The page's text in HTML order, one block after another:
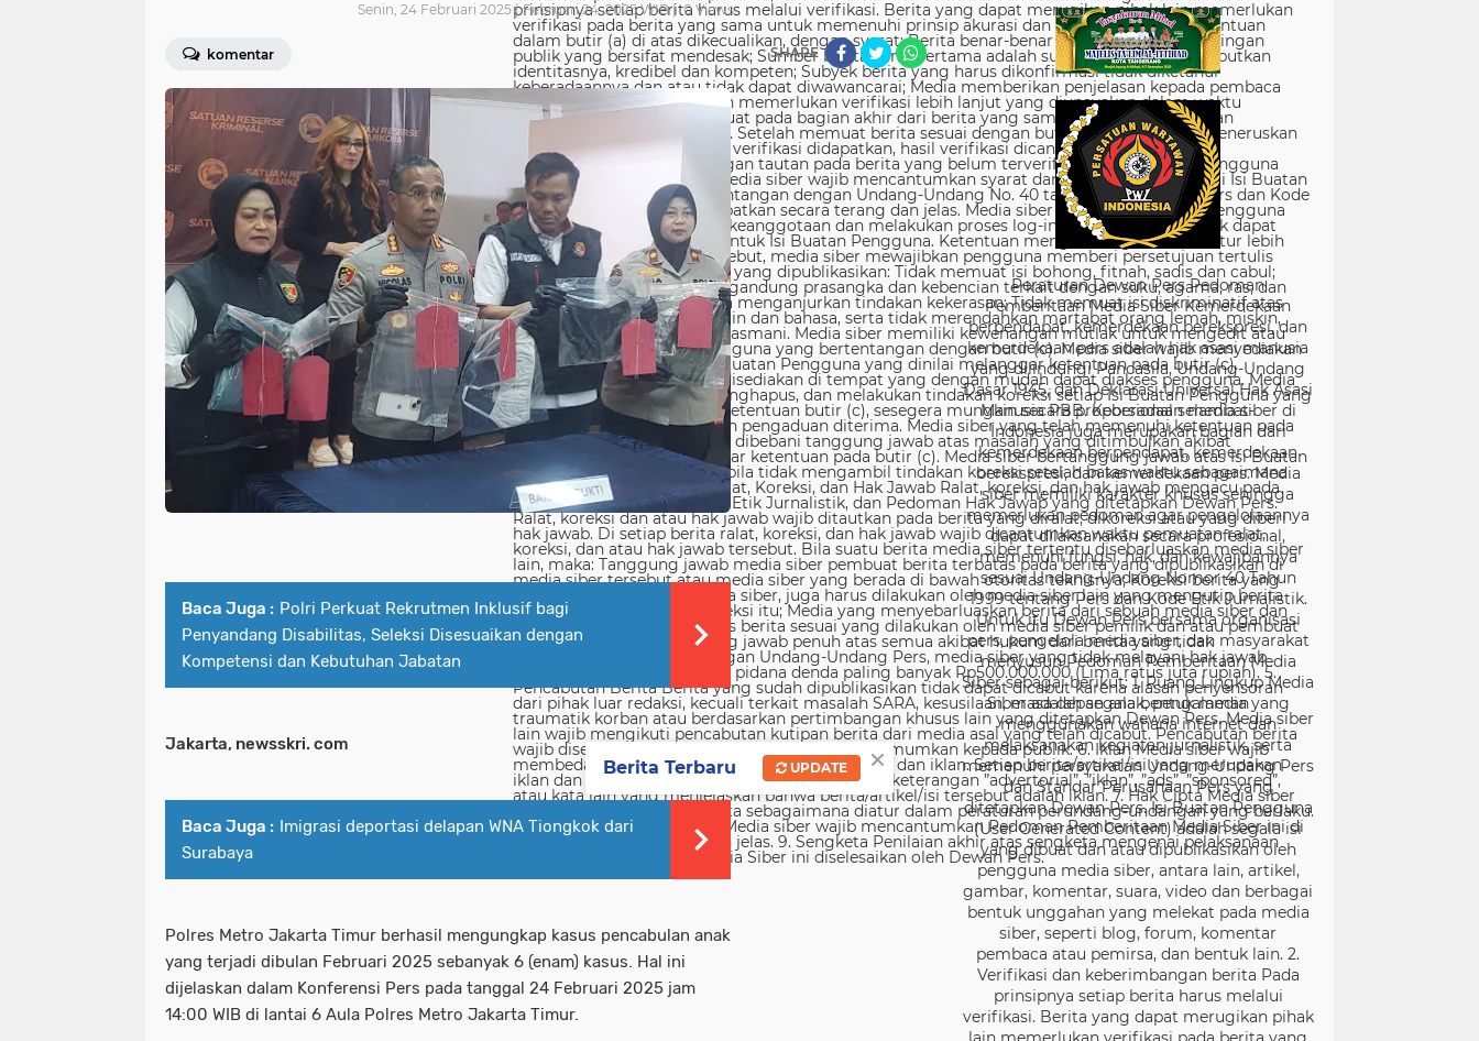
Senin, 24 Februari 2025 | Februari 24, 2025 WIB | 0 Views
komentar SHARE
Baca Juga : Polri Perkuat Rekrutmen Inklusif bagi
Penyandang Disabilitas, Seleksi Disesuaikan dengan
Kompetensi dan Kebutuhan Jabatan
Jakarta, newsskri. com
Baca Juga : Imigrasi deportasi delapan WNA Tiongkok dari
Surabaya
Polres Metro Jakarta Timur berhasil mengungkap kasus pencabulan anak
yang terjadi dibulan Februari 2025 sebanyak 6 (enam) kasus. Hal ini
dijelaskan dalam Konferensi Pers pada tanggal 24 Februari 2025 jam
14:00 WIB di lantai 6 Aula Polres Metro Jakarta Timur.
Peraturan Dewan Pers Pedoman
Pemberitaan Media Siber Kemerdekaan
berpendapat, kemerdekaan berekspresi, dan
kemerdekaan pers adalah hak asasi manusia
yang dilindungi Pancasila, Undang-Undang
Dasar 1945, dan Deklarasi Universal Hak Asasi
Manusia PBB. Keberadaan media siber di
Indonesia juga merupakan bagian dari
kemerdekaan berpendapat, kemerdekaan
berekspresi, dan kemerdekaan pers. Media
siber memiliki karakter khusus sehingga
memerlukan pedoman agar pengelolaannya
dapat dilaksanakan secara profesional,
memenuhi fungsi, hak, dan kewajibannya
sesuai Undang-Undang Nomor 40 Tahun
1999 tentang Pers dan Kode Etik Jurnalistik.
Untuk itu Dewan Pers bersama organisasi
pers, pengelola media siber, dan masyarakat
menyusun Pedoman Pemberitaan Media
Siber sebagai berikut: 1. Ruang Lingkup Media
Siber adalah segala bentuk media yang
menggunakan wahana internet dan
melaksanakan kegiatan jurnalistik, serta
memenuhi persyaratan Undang-Undang Pers
dan Standar Perusahaan Pers yang
ditetapkan Dewan Pers. Isi Buatan Pengguna
(User Generated Content) adalah segala isi
yang dibuat dan atau dipublikasikan oleh
pengguna media siber, antara lain, artikel,
gambar, komentar, suara, video dan berbagai
bentuk unggahan yang melekat pada media
siber, seperti blog, forum, komentar
pembaca atau pemirsa, dan bentuk lain. 2.
Verifikasi dan keberimbangan berita Pada
prinsipnya setiap berita harus melalui
verifikasi. Berita yang dapat merugikan pihak
×
Berita Terbaru UPDATE